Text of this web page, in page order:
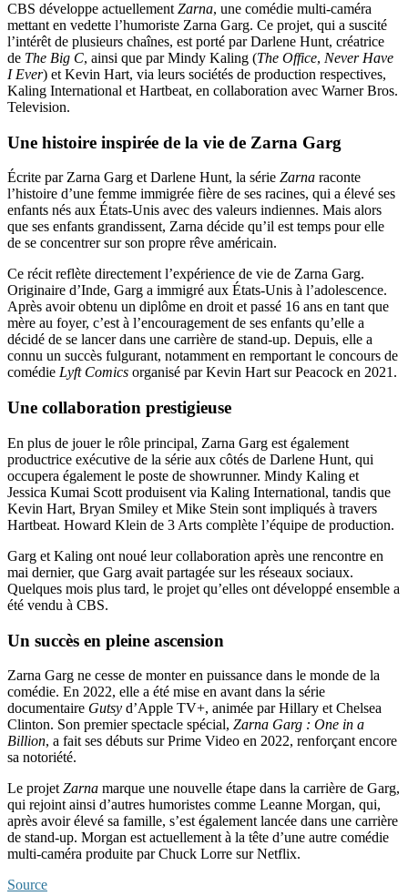
CBS développe actuellement Zarna, une comédie multi-caméra
mettant en vedette l’humoriste Zarna Garg. Ce projet, qui a suscité
l’intérêt de plusieurs chaînes, est porté par Darlene Hunt, créatrice
de The Big C, ainsi que par Mindy Kaling (The Office, Never Have
I Ever) et Kevin Hart, via leurs sociétés de production respectives,
Kaling International et Hartbeat, en collaboration avec Warner Bros.
Television.
Une histoire inspirée de la vie de Zarna Garg
Écrite par Zarna Garg et Darlene Hunt, la série Zarna raconte
l’histoire d’une femme immigrée fière de ses racines, qui a élevé ses
enfants nés aux États-Unis avec des valeurs indiennes. Mais alors
que ses enfants grandissent, Zarna décide qu’il est temps pour elle
de se concentrer sur son propre rêve américain.
Ce récit reflète directement l’expérience de vie de Zarna Garg.
Originaire d’Inde, Garg a immigré aux États-Unis à l’adolescence.
Après avoir obtenu un diplôme en droit et passé 16 ans en tant que
mère au foyer, c’est à l’encouragement de ses enfants qu’elle a
décidé de se lancer dans une carrière de stand-up. Depuis, elle a
connu un succès fulgurant, notamment en remportant le concours de
comédie Lyft Comics organisé par Kevin Hart sur Peacock en 2021.
Une collaboration prestigieuse
En plus de jouer le rôle principal, Zarna Garg est également
productrice exécutive de la série aux côtés de Darlene Hunt, qui
occupera également le poste de showrunner. Mindy Kaling et
Jessica Kumai Scott produisent via Kaling International, tandis que
Kevin Hart, Bryan Smiley et Mike Stein sont impliqués à travers
Hartbeat. Howard Klein de 3 Arts complète l’équipe de production.
Garg et Kaling ont noué leur collaboration après une rencontre en
mai dernier, que Garg avait partagée sur les réseaux sociaux.
Quelques mois plus tard, le projet qu’elles ont développé ensemble a
été vendu à CBS.
Un succès en pleine ascension
Zarna Garg ne cesse de monter en puissance dans le monde de la
comédie. En 2022, elle a été mise en avant dans la série
documentaire Gutsy d’Apple TV+, animée par Hillary et Chelsea
Clinton. Son premier spectacle spécial, Zarna Garg : One in a
Billion, a fait ses débuts sur Prime Video en 2022, renforçant encore
sa notoriété.
Le projet Zarna marque une nouvelle étape dans la carrière de Garg,
qui rejoint ainsi d’autres humoristes comme Leanne Morgan, qui,
après avoir élevé sa famille, s’est également lancée dans une carrière
de stand-up. Morgan est actuellement à la tête d’une autre comédie
multi-caméra produite par Chuck Lorre sur Netflix.
Source